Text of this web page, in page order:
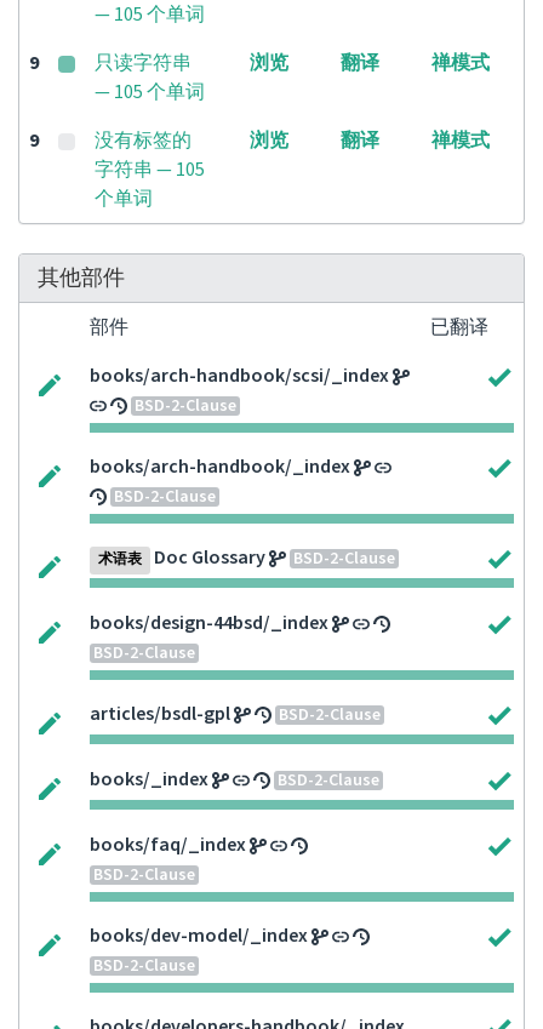
— 105 个单词
9
只读字符串
— 105 个单词
浏览 翻译 禅模式
9
没有标签的
字符串 — 105
个单词
浏览 翻译 禅模式
其他部件
部件
已翻译
books/arch-handbook/scsi/_index
BSD-2-Clause
books/arch-handbook/_index
BSD-2-Clause
术语表 Doc Glossary BSD-2-Clause
books/design-44bsd/_index
BSD-2-Clause
articles/bsdl-gpl BSD-2-Clause
books/_index BSD-2-Clause
books/faq/_index
BSD-2-Clause
books/dev-model/_index
BSD-2-Clause